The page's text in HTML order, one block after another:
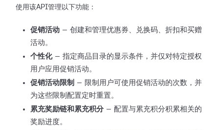
使用该API管理以下功能：
促销活动 — 创建和管理优惠券、兑换码、折扣和买赠
活动。
个性化— 指定商品目录的显示条件，并仅对特定授权
用户应用促销活动。
促销活动限制 — 限制用户可使用促销活动的次数，并
为这些限制配置定时重置。
累充奖励链和累充积分 — 配置与累充积分积累相关的
奖励进度。